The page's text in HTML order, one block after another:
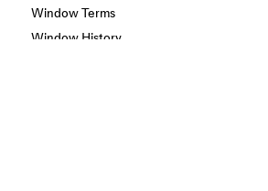
Window Terms
Window History